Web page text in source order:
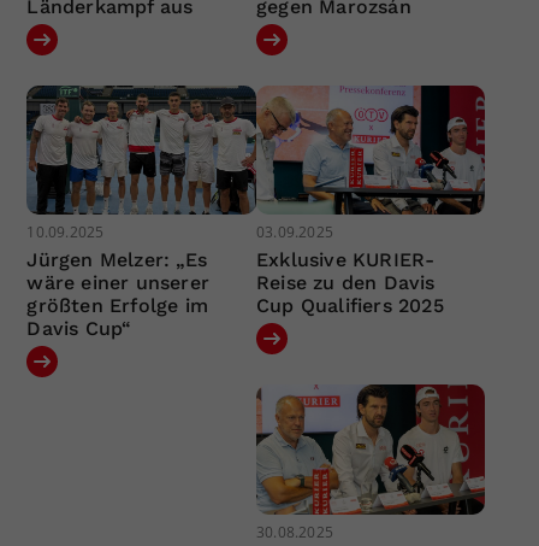
Länderkampf aus gegen Marozsán
10.09.2025
Jürgen Melzer: „Es
wäre einer unserer
größten Erfolge im
Davis Cup“
03.09.2025
Exklusive KURIER-
Reise zu den Davis
Cup Qualifiers 2025
30.08.2025